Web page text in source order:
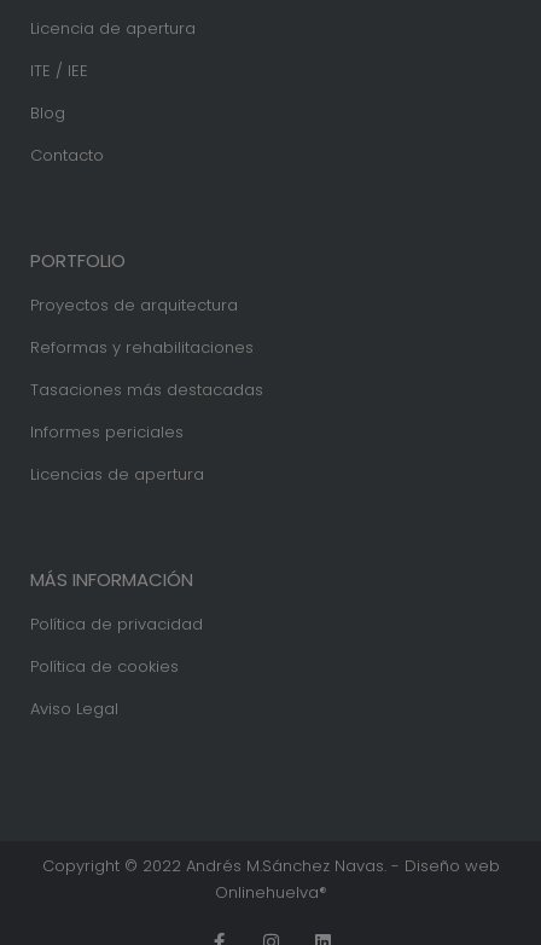
Licencia de apertura
ITE / IEE
Blog
Contacto
PORTFOLIO
Proyectos de arquitectura
Reformas y rehabilitaciones
Tasaciones más destacadas
Informes periciales
Licencias de apertura
MÁS INFORMACIÓN
Política de privacidad
Política de cookies
Aviso Legal
Copyright © 2022 Andrés M.Sánchez Navas. - Diseño web
Onlinehuelva®